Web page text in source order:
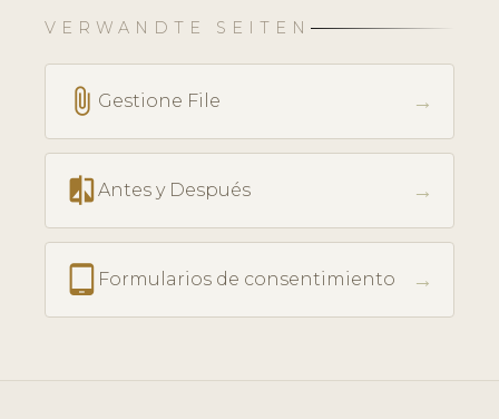
VERWANDTE SEITEN
attach_file Gestione File →
compareAntes y Después →
Formularios de consentimiento →